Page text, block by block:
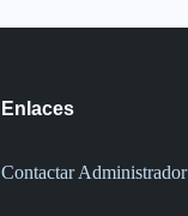
Enlaces
Contactar Administrador